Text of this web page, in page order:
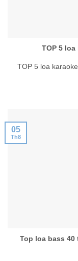
TOP 5
TOP 5 loa
Top loa bass 40
05
Th8